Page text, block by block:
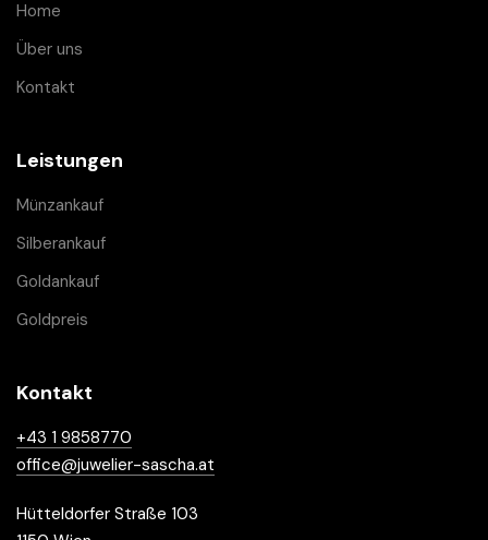
Home
Über uns
Kontakt
Leistungen
Münzankauf
Silberankauf
Goldankauf
Goldpreis
Kontakt
+43 1 9858770
office@juwelier-sascha.at
Hütteldorfer Straße 103